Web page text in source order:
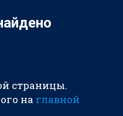
страницы.
на главной